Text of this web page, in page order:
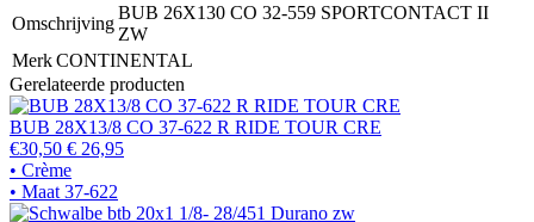
Omschrijving
BUB 26X130 CO 32-559 SPORTCONTACT II
ZW
MerkCONTINENTAL
Gerelateerde producten
BUB 28X13/8 CO 37-622 R RIDE TOUR CRE
€30,50 € 26,95
• Crème
• Maat 37-622